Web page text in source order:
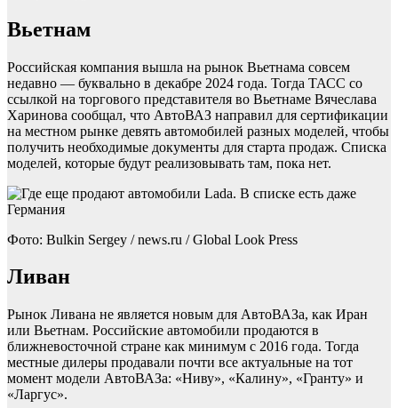
Вьетнам
Российская компания вышла на рынок Вьетнама совсем
недавно — буквально в декабре 2024 года. Тогда ТАСС со
ссылкой на торгового представителя во Вьетнаме Вячеслава
Харинова сообщал, что АвтоВАЗ направил для сертификации
на местном рынке девять автомобилей разных моделей, чтобы
получить необходимые документы для старта продаж. Списка
моделей, которые будут реализовывать там, пока нет.
Фото: Bulkin Sergey / news.ru / Global Look Press
Ливан
Рынок Ливана не является новым для АвтоВАЗа, как Иран
или Вьетнам. Российские автомобили продаются в
ближневосточной стране как минимум с 2016 года. Тогда
местные дилеры продавали почти все актуальные на тот
момент модели АвтоВАЗа: «Ниву», «Калину», «Гранту» и
«Ларгус».